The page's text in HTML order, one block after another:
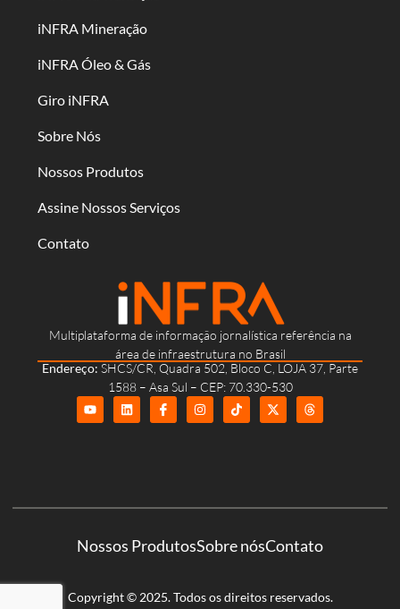
Multiplataforma de informação jornalística referência na
área de infraestrutura no Brasil
Endereço: SHCS/CR, Quadra 502, Bloco C, LOJA 37, Parte
1588 – Asa Sul – CEP: 70.330-530
iNFRA Mineração
iNFRA Óleo & Gás
Giro iNFRA
Sobre Nós
Nossos Produtos
Assine Nossos Serviços
Contato
Nossos ProdutosSobre nósContato
Copyright © 2025. Todos os direitos reservados.